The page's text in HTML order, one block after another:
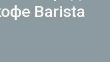
Barista